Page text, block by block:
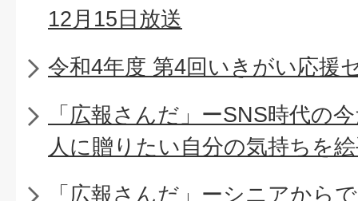
12月15日放送
令和4年度 第4回いきがい応援
「広報さんだ」ーSNS時代の
人に贈りたい自分の気持ちを
「広報さんだ」ーシニアから